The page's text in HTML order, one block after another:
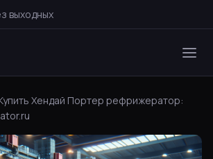
выходных
Хендай Портер рефрижератор: